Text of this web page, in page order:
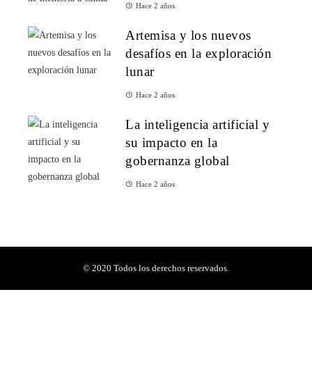
Hace 2 años
Artemisa y los nuevos
desafíos en la exploración
lunar
Hace 2 años
La inteligencia artificial y
su impacto en la
gobernanza global
Hace 2 años
© 2020 Todos los derechos reservados.